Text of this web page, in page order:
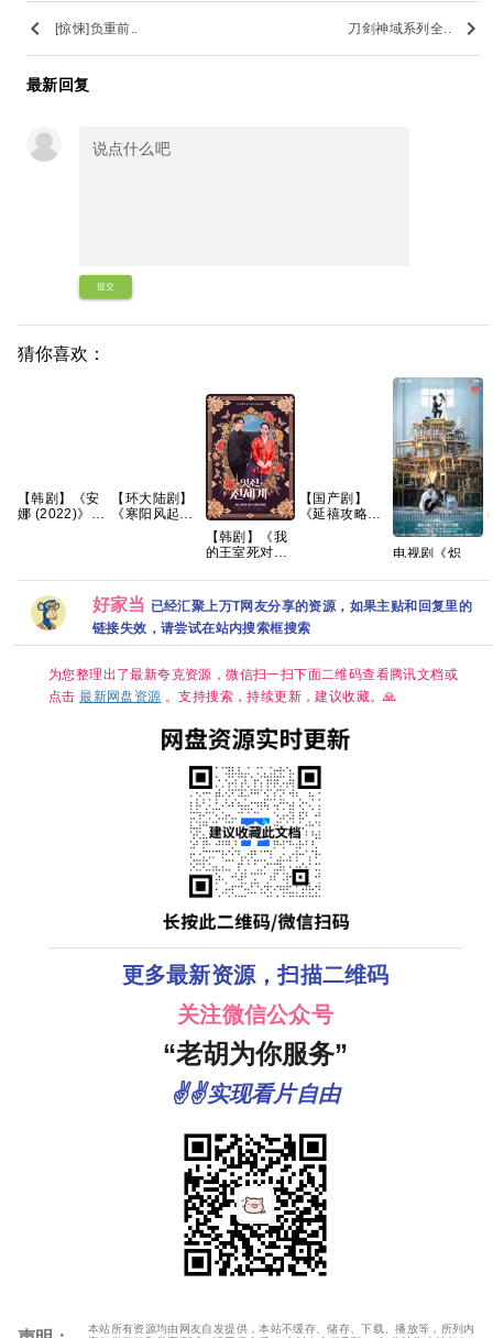
keyboard_arrow_left [惊悚]负重前.. 刀剑神域系列全.. keyboard_arrow_right
最新回复
提交
猜你喜欢：
【韩剧】《安
娜 (2022)》
【环大陆剧】
《寒阳风起春
【韩剧】《我
的王室死对
南俊 张胜祖 李
世熙 金玟锡 蔡
书安 金海淑
2026/喜剧/爱
情/奇幻/已更最
【国产剧】
《延禧攻略
电视剧《炽
1080P百度网
盘资源分享
好家当 已经汇聚上万T网友分享的资源，如果主贴和回复里的
链接失效，请尝试在站内搜索框搜索
为您整理出了最新夸克资源，微信扫一扫下面二维码查看腾讯文档或
点击最新网盘资源 。支持搜索，持续更新，建议收藏。🙏
更多最新资源，扫描二维码
关注微信公众号
“老胡为你服务”
✌✌实现看片自由
本站所有资源均由网友自发提供，本站不缓存、储存、下载、播放等，所列内